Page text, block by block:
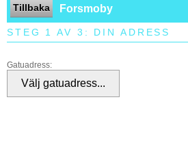
Tillbaka Forsmoby
STEG 1 AV 3: DIN ADRESS
Gatuadress: